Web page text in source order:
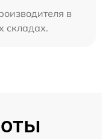
в
складах.